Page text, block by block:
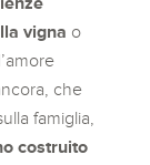
vigna o
che
famiglia,
costruito